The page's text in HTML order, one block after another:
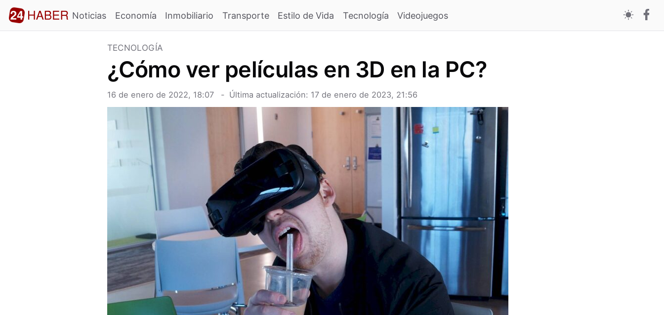
Noticias Economía Inmobiliario Transporte Estilo de Vida Tecnología Videojuegos
TECNOLOGÍA
¿Cómo ver películas en 3D en la PC?
16 de enero de 2022, 18:07 Última actualización: 17 de enero de 2023, 21:56